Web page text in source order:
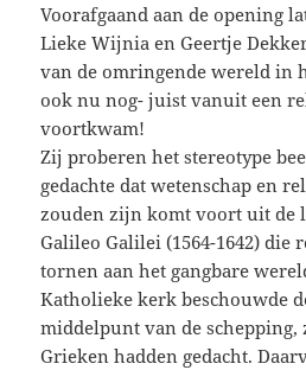
Voorafgaand aan de opening
Lieke Wijnia en Geertje
van de omringende wereld in
ook nu nog- juist vanuit een
voortkwam!
Zij proberen het stereotype
gedachte dat wetenschap en
zouden zijn komt voort uit de
Galileo Galilei (1564-1642) die
tornen aan het gangbare
Katholieke kerk beschouwde
middelpunt van de schepping,
Grieken hadden gedacht.